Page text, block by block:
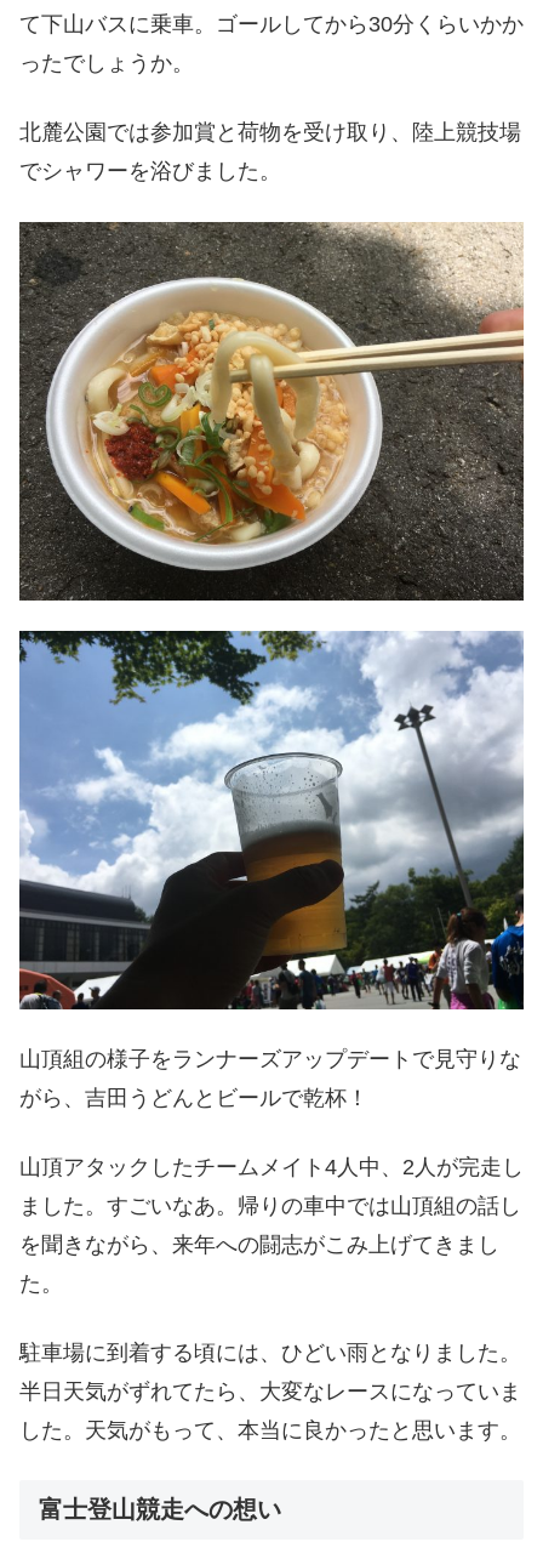
て下山バスに乗車。ゴールしてから30分くらいかか
ったでしょうか。
北麓公園では参加賞と荷物を受け取り、陸上競技場
でシャワーを浴びました。
山頂組の様子をランナーズアップデートで見守りな
がら、吉田うどんとビールで乾杯！
山頂アタックしたチームメイト4人中、2人が完走し
ました。すごいなあ。帰りの車中では山頂組の話し
を聞きながら、来年への闘志がこみ上げてきまし
た。
駐車場に到着する頃には、ひどい雨となりました。
半日天気がずれてたら、大変なレースになっていま
した。天気がもって、本当に良かったと思います。
富士登山競走への想い